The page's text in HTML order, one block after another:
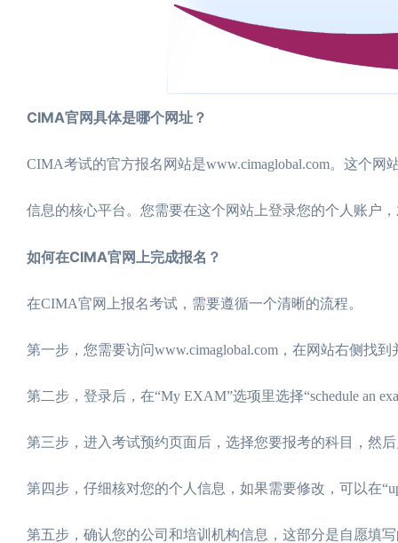
CIMA官网具体是哪个网址？
CIMA考试的官方报名网站是www.cimaglobal.com。这个
信息的核心平台。您需要在这个网站上登录您的个人账户
如何在CIMA官网上完成报名？
在CIMA官网上报名考试，需要遵循一个清晰的流程。
第一步，您需要访问www.cimaglobal.com，在网站右侧找
第二步，登录后，在“My EXAM”选项里选择“schedule an
第三步，进入考试预约页面后，选择您要报考的科目，然后
第四步，仔细核对您的个人信息，如果需要修改，可以在
第五步，确认您的公司和培训机构信息，这部分是自愿填写